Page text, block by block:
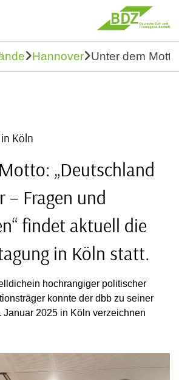
Hannover Unter dem
Köln
„Deutschland
– Fragen und
findet aktuell die
in Köln statt.
hochrangiger politischer
konnte der dbb zu seiner
Januar 2025 in Köln verzeichnen